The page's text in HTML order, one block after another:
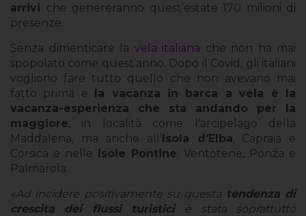
arrivi che genereranno quest’estate 170 milioni di
presenze.
Senza dimenticare la vela italiana che non ha mai
spopolato come quest’anno. Dopo il Covid, gli italiani
vogliono fare tutto quello che non avevano mai
fatto prima e la vacanza in barca a vela è la
vacanza-esperienza che sta andando per la
maggiore, in località come l’arcipelago della
Maddalena, ma anche all’Isola d’Elba, Capraia e
Corsica e nelle Isole Pontine: Ventotene, Ponza e
Palmarola.
«Ad incidere positivamente su questa tendenza di
crescita dei flussi turistici è stata soprattutto